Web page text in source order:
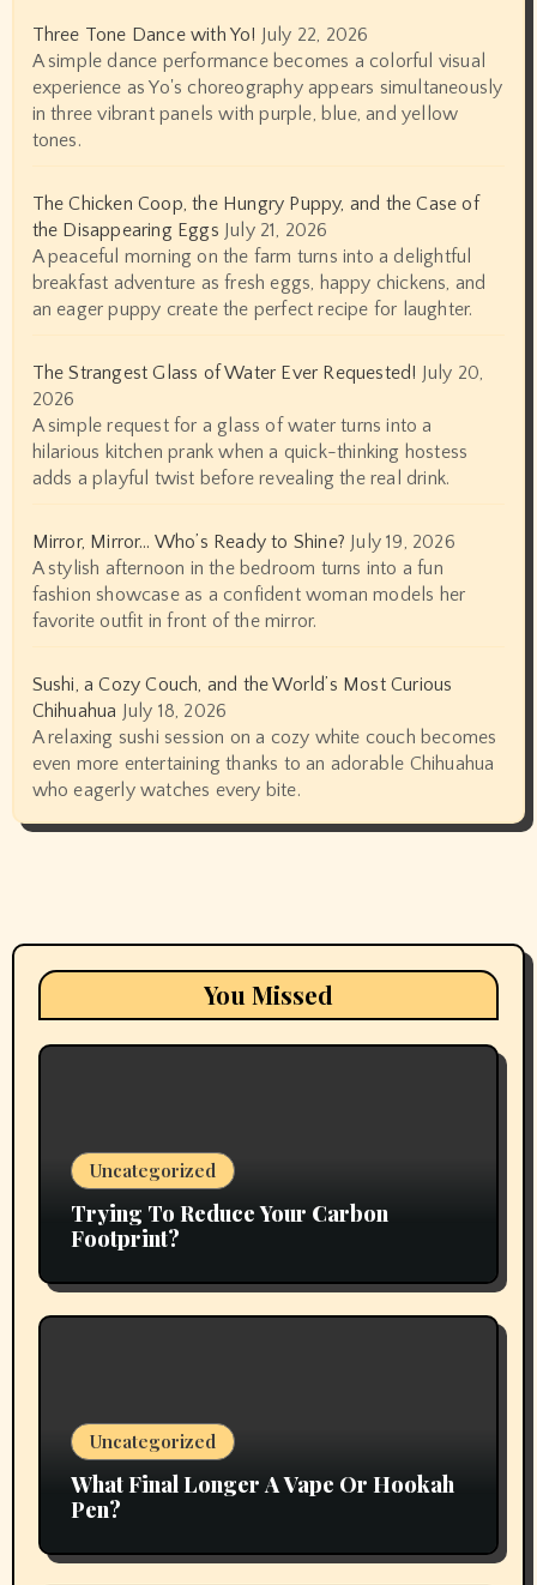
Three Tone Dance with Yo! July 22, 2026
A simple dance performance becomes a colorful visual
experience as Yo's choreography appears simultaneously
in three vibrant panels with purple, blue, and yellow
tones.
The Chicken Coop, the Hungry Puppy, and the Case of
the Disappearing Eggs July 21, 2026
A peaceful morning on the farm turns into a delightful
breakfast adventure as fresh eggs, happy chickens, and
an eager puppy create the perfect recipe for laughter.
The Strangest Glass of Water Ever Requested! July 20,
2026
A simple request for a glass of water turns into a
hilarious kitchen prank when a quick-thinking hostess
adds a playful twist before revealing the real drink.
Mirror, Mirror… Who’s Ready to Shine? July 19, 2026
A stylish afternoon in the bedroom turns into a fun
fashion showcase as a confident woman models her
favorite outfit in front of the mirror.
Sushi, a Cozy Couch, and the World’s Most Curious
Chihuahua July 18, 2026
A relaxing sushi session on a cozy white couch becomes
even more entertaining thanks to an adorable Chihuahua
who eagerly watches every bite.
You Missed
Uncategorized
Trying To Reduce Your Carbon
Footprint?
Uncategorized
What Final Longer A Vape Or Hookah
Pen?